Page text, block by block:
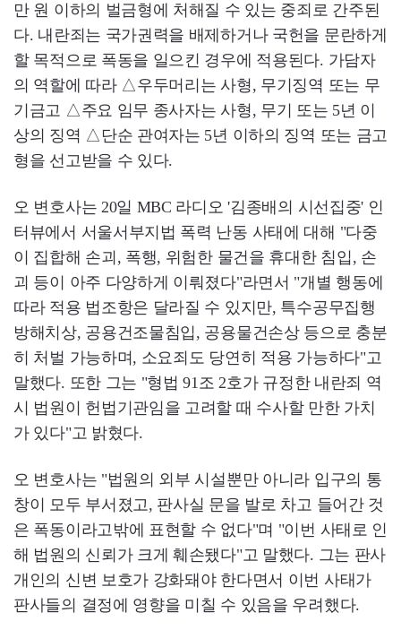
만 원 이하의 벌금형에 처해질 수 있는 중죄로 간주된
다. 내란죄는 국가권력을 배제하거나 국헌을 문란하게
할 목적으로 폭동을 일으킨 경우에 적용된다. 가담자
의 역할에 따라 △우두머리는 사형, 무기징역 또는 무
기금고 △주요 임무 종사자는 사형, 무기 또는 5년 이
상의 징역 △단순 관여자는 5년 이하의 징역 또는 금고
형을 선고받을 수 있다.
오 변호사는 20일 MBC 라디오 '김종배의 시선집중' 인
터뷰에서 서울서부지법 폭력 난동 사태에 대해 "다중
이 집합해 손괴, 폭행, 위험한 물건을 휴대한 침입, 손
괴 등이 아주 다양하게 이뤄졌다"라면서 "개별 행동에
따라 적용 법조항은 달라질 수 있지만, 특수공무집행
방해치상, 공용건조물침입, 공용물건손상 등으로 충분
히 처벌 가능하며, 소요죄도 당연히 적용 가능하다"고
말했다. 또한 그는 "형법 91조 2호가 규정한 내란죄 역
시 법원이 헌법기관임을 고려할 때 수사할 만한 가치
가 있다"고 밝혔다.
오 변호사는 "법원의 외부 시설뿐만 아니라 입구의 통
창이 모두 부서졌고, 판사실 문을 발로 차고 들어간 것
은 폭동이라고밖에 표현할 수 없다"며 "이번 사태로 인
해 법원의 신뢰가 크게 훼손됐다"고 말했다. 그는 판사
개인의 신변 보호가 강화돼야 한다면서 이번 사태가
판사들의 결정에 영향을 미칠 수 있음을 우려했다.